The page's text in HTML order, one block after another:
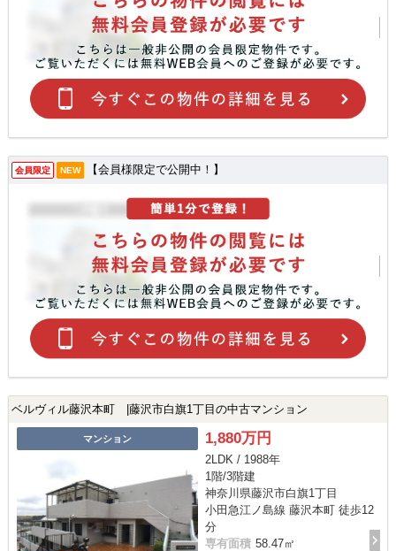
会員限定 NEW 【会員様限定で公開中！】
ベルヴィル藤沢本町 |藤沢市白旗1丁目の中古マンション
マンション 1,880万円
2LDK / 1988年
1階/3階建
神奈川県藤沢市白旗1丁目
小田急江ノ島線 藤沢本町 徒歩12
分
専有面積 58.47㎡